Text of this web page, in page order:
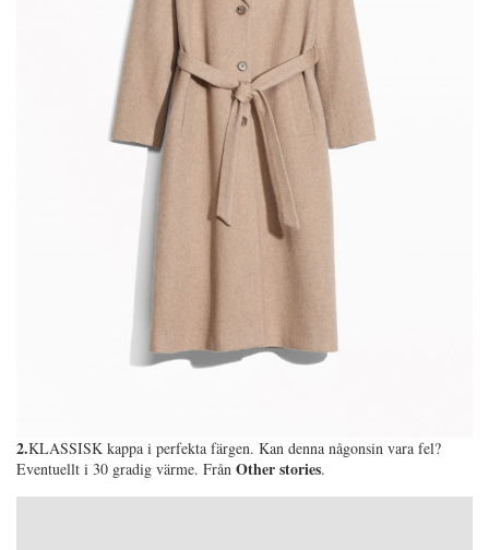
2.KLASSISK kappa i perfekta färgen. Kan denna någonsin vara fel?
Eventuellt i 30 gradig värme. Från Other stories.